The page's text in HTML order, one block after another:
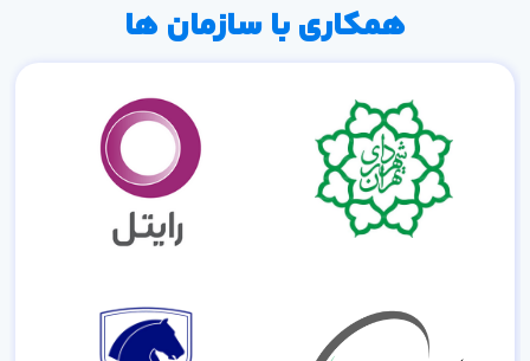
همکاری با سازمان ها